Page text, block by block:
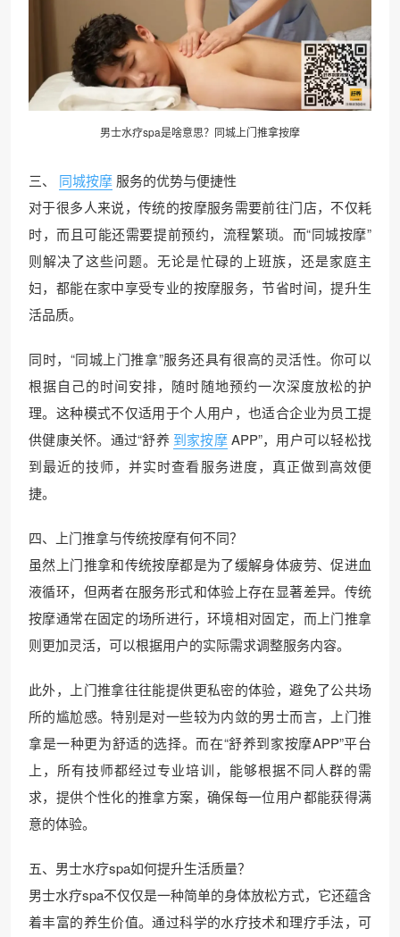
男士水疗spa是啥意思？同城 上门推拿按摩
三、 同城按摩 服务的优势与便捷性
对于很多人来说，传统的按摩服务需要前往门店，不仅耗
时，而且可能还需要提前预约，流程繁琐。而“同城按摩”
则解决了这些问题。无论是忙碌的上班族，还是家庭主
妇，都能在家中享受专业的按摩服务，节省时间，提升生
活品质。
同时，“同城上门推拿”服务还具有很高的灵活性。你可以
根据自己的时间安排，随时随地预约一次深度放松的护
理。这种模式不仅适用于个人用户，也适合企业为员工提
供健康关怀。通过“舒养 到家按摩APP”，用户可以轻松找
到最近的技师，并实时查看服务进度，真正做到高效便
捷。
四、上门推拿与传统按摩有何不同？
虽然上门推拿和传统按摩都是为了缓解身体疲劳、促进血
液循环，但两者在服务形式和体验上存在显著差异。传统
按摩通常在固定的场所进行，环境相对固定，而上门推拿
则更加灵活，可以根据用户的实际需求调整服务内容。
此外，上门推拿往往能提供更私密的体验，避免了公共场
所的尴尬感。特别是对一些较为内敛的男士而言，上门推
拿是一种更为舒适的选择。而在“舒养到家按摩APP”平台
上，所有技师都经过专业培训，能够根据不同人群的需
求，提供个性化的推拿方案，确保每一位用户都能获得满
意的体验。
五、男士水疗spa如何提升生活质量？
男士水疗spa不仅仅是一种简单的身体放松方式，它还蕴含
着丰富的养生价值。通过科学的水疗技术和理疗手法，可